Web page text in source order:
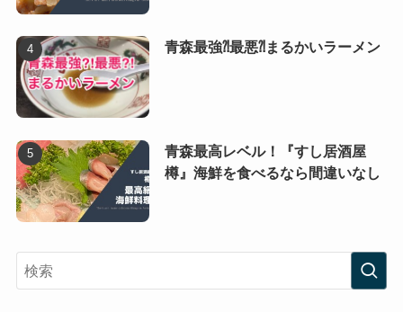
青森最強⁈最悪⁈まるかいラーメン
青森最高レベル！『すし居酒屋
樽』海鮮を食べるなら間違いなし